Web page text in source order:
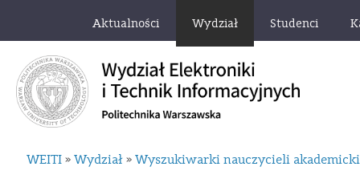
Aktualności Wydział Studenci
WEITI » Wydział » Wyszukiwarki nauczycieli